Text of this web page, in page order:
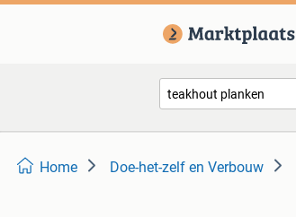
Home Doe-het-zelf en Verbouw